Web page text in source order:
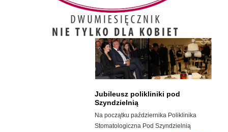
Jubileusz polikliniki pod
Szyndzielnią
Na początku października Poliklinika
Stomatologiczna Pod Szyndzielnią